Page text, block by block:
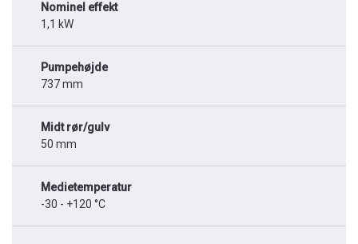
Nominel effekt
1,1 kW
Pumpehøjde
737 mm
Midt rør/gulv
50 mm
Medietemperatur
-30 - +120 °C